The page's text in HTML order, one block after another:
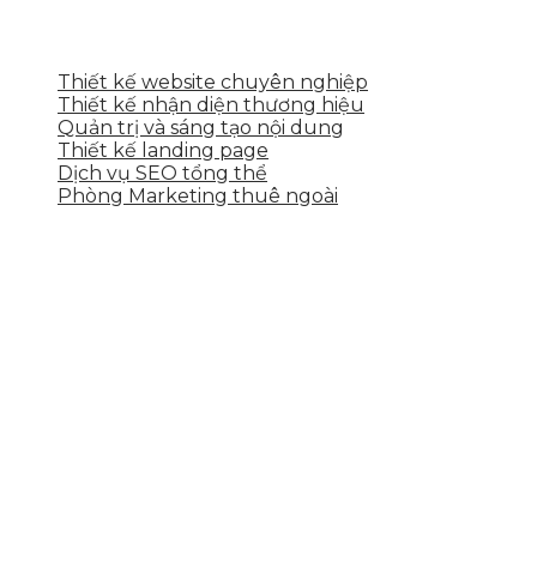
Thiết kế website chuyên nghiệp
Thiết kế nhận diện thương hiệu
Quản trị và sáng tạo nội dung
Thiết kế landing page
Dịch vụ SEO tổng thể
Phòng Marketing thuê ngoài